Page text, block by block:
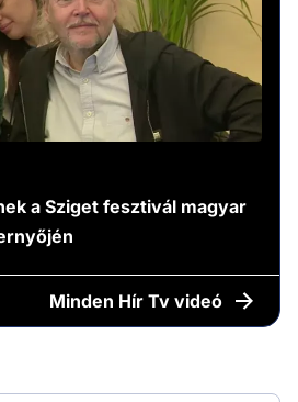
a Sziget fesztivál magyar
Minden Hír Tv videó